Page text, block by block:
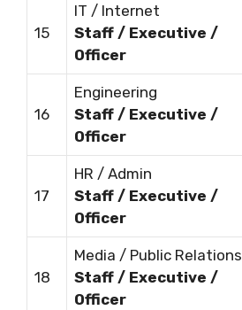
15
IT / Internet
Staff / Executive /
Officer
16
Engineering
Staff / Executive /
Officer
17
HR / Admin
Staff / Executive /
Officer
18
Media / Public Relations
Staff / Executive /
Officer